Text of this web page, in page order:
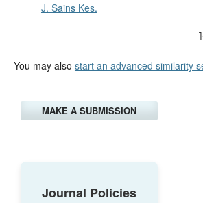
J. Sains Kes.
You may also start an advanced similarity
MAKE A SUBMISSION
Journal Policies